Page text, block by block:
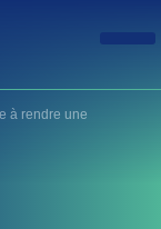
à rendre une